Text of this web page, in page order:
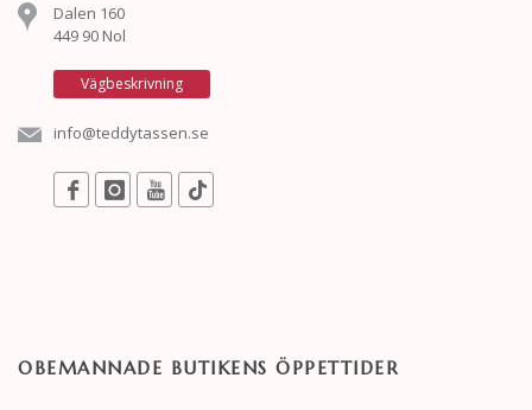
Dalen 160
449 90 Nol
Vägbeskrivning
info@teddytassen.se
OBEMANNADE BUTIKENS ÖPPETTIDER